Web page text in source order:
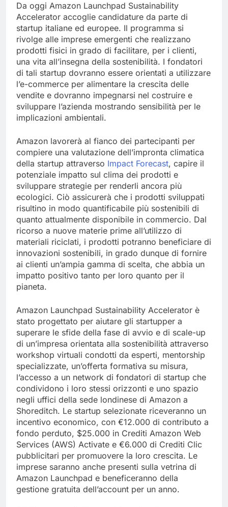
Da oggi Amazon Launchpad Sustainability
Accelerator accoglie candidature da parte di
startup italiane ed europee. Il programma si
rivolge alle imprese emergenti che realizzano
prodotti fisici in grado di facilitare, per i clienti,
una vita all’insegna della sostenibilità. I fondatori
di tali startup dovranno essere orientati a utilizzare
l’e-commerce per alimentare la crescita delle
vendite e dovranno impegnarsi nel costruire e
sviluppare l’azienda mostrando sensibilità per le
implicazioni ambientali.
Amazon lavorerà al fianco dei partecipanti per
compiere una valutazione dell’impronta climatica
della startup attraverso Impact Forecast, capire il
potenziale impatto sul clima dei prodotti e
sviluppare strategie per renderli ancora più
ecologici. Ciò assicurerà che i prodotti sviluppati
risultino in modo quantificabile più sostenibili di
quanto attualmente disponibile in commercio. Dal
ricorso a nuove materie prime all’utilizzo di
materiali riciclati, i prodotti potranno beneficiare di
innovazioni sostenibili, in grado dunque di fornire
ai clienti un’ampia gamma di scelta, che abbia un
impatto positivo tanto per loro quanto per il
pianeta.
Amazon Launchpad Sustainability Accelerator è
stato progettato per aiutare gli startupper a
superare le sfide della fase di avvio e di scale-up
di un’impresa orientata alla sostenibilità attraverso
workshop virtuali condotti da esperti, mentorship
specializzate, un’offerta formativa su misura,
l’accesso a un network di fondatori di startup che
condividono i loro stessi orizzonti e uno spazio
negli uffici della sede londinese di Amazon a
Shoreditch. Le startup selezionate riceveranno un
incentivo economico, con €12.000 di contributo a
fondo perduto, $25.000 in Crediti Amazon Web
Services (AWS) Activate e €6.000 di Crediti Clic
pubblicitari per promuovere la loro crescita. Le
imprese saranno anche presenti sulla vetrina di
Amazon Launchpad e beneficeranno della
gestione gratuita dell’account per un anno.